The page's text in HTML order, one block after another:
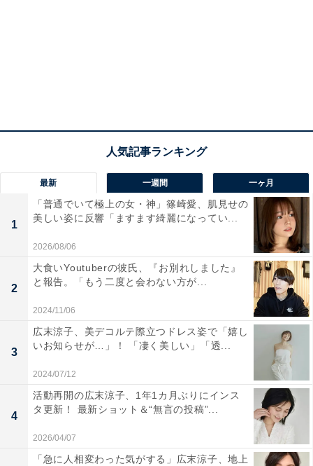
最新 一週間 一ヶ月
1
「普通でいて極上の女・神」篠崎愛、肌見せの
美しい姿に反響「ますます綺麗になってい...
2026/08/06
2
大食いYoutuberの彼氏、『お別れしました』
と報告。「もう二度と会わない方が...
2024/11/06
3
広末涼子、美デコルテ際立つドレス姿で「嬉し
いお知らせが…」！ 「凄く美しい」「透...
2024/07/12
4
活動再開の広末涼子、1年1カ月ぶりにインス
タ更新！ 最新ショット＆“無言の投稿”...
2026/04/07
「急に人相変わった気がする」広末涼子、地上